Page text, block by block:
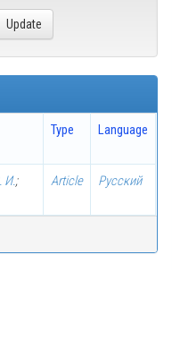
Type Language
И.;
Article Русский